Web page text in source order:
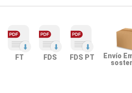
FT FDS FDS PT
Envío